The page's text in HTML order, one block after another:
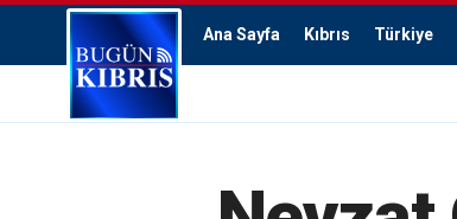
Ana Sayfa Kıbrıs Türkiye